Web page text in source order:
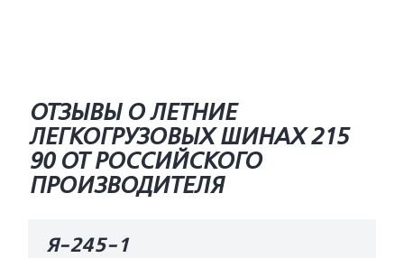
ОТЗЫВЫ О ЛЕТНИЕ
ЛЕГКОГРУЗОВЫХ ШИНАХ 215
90 ОТ РОССИЙСКОГО
ПРОИЗВОДИТЕЛЯ
Я-245-1